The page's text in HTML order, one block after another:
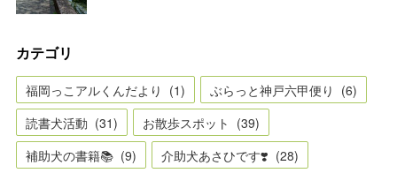
カテゴリ
福岡っこアルくんだより (1) ぶらっと神戸六甲便り (6)
読書犬活動 (31) お散歩スポット (39)
補助犬の書籍📚 (9) 介助犬あさひです❣️ (28)